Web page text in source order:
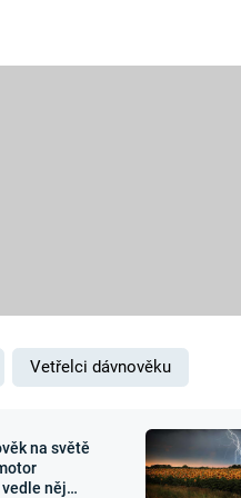
Zajímavosti
Vetřelci dávnověku
na světě
něj